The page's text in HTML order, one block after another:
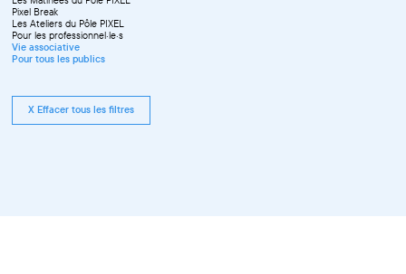
Pixel Break
Les Ateliers du Pôle PIXEL
Pour les professionnel·le·s
Vie associative
Pour tous les publics
X Effacer tous les filtres